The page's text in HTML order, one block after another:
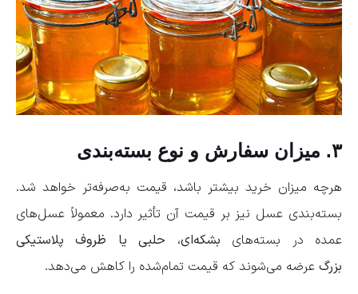
۳. میزان سفارش و نوع بسته‌بندی
هرچه میزان خرید بیشتر باشد، قیمت به‌صرفه‌تر خواهد شد.
بسته‌بندی عسل نیز بر قیمت آن تأثیر دارد. معمولاً عسل‌های
عمده در بسته‌های بشکه‌ای، حلبی یا ظروف پلاستیکی
بزرگ عرضه می‌شوند که قیمت تمام‌شده را کاهش می‌دهد.